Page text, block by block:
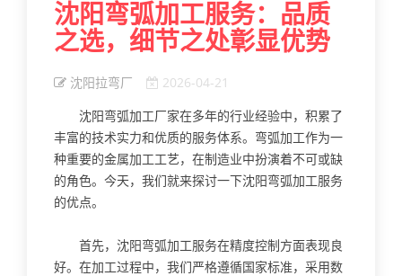
沈阳弯弧加工服务：品质
之选，细节之处彰显优势
沈阳拉弯厂
2026-04-21
沈阳弯弧加工厂家在多年的行业经验中，积累了
丰富的技术实力和优质的服务体系。弯弧加工作为一
种重要的金属加工工艺，在制造业中扮演着不可或缺
的角色。今天，我们就来探讨一下沈阳弯弧加工服务
的优点。
首先，沈阳弯弧加工服务在精度控制方面表现良
好。在加工过程中，我们严格遵循国家标准，采用数